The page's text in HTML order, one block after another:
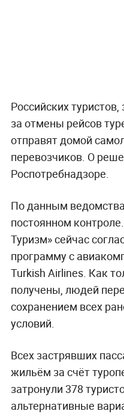
Российских
за отмены рейсов
отправят домой
перевозчиков. О
Роспотребнадзоре.
По данным
постоянном
Туризм» сейчас
программу с
Turkish Airlines. Как
получены, людей
сохранением всех
условий.
Всех застрявших
жильём за счёт
затронули 378
альтернативные